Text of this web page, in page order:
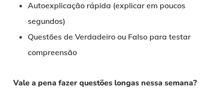
Autoexplicação rápida (explicar em poucos
segundos)
Questões de Verdadeiro ou Falso para testar
compreensão
Vale a pena fazer questões longas nessa semana?